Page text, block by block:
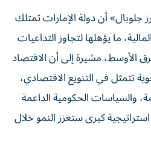
جلوبال» أن دولة الإمارات تمتلك
ما يؤهلها لتجاوز التداعيات
الأوسط، مشيرة إلى أن الاقتصاد
تتمثل في التنويع الاقتصادي،
والسياسات الحكومية الداعمة
كبرى ستعزز النمو خلال